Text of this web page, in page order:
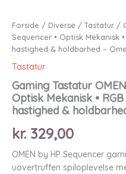
Forside / Diverse /Tastatur /
Sequencer • Optisk Mekanisk
hastighed & holdbarhed –
Tastatur
Gaming Tastatur
Optisk Mekanisk •
hastighed &
kr. 329,00
OMEN by HP Sequencer
uovertruffen spiloplevelse